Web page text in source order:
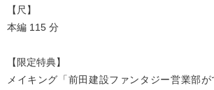
【尺】
本編 115 分
【限定特典】
メイキング「前田建設ファンタジー営業部が